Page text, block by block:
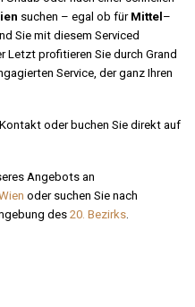
suchen – egal ob fürMittel –
Sie mit diesem Serviced
profitieren Sie durch Grand
Service, der ganz Ihren
oder buchen Sie direkt auf
Angebots an
oder suchen Sie nach
des20. Bezirks.